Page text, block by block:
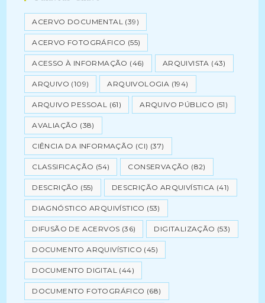
ACERVO DOCUMENTAL (39)
ACERVO FOTOGRÁFICO (55)
ACESSO À INFORMAÇÃO (46) ARQUIVISTA (43)
ARQUIVO (109) ARQUIVOLOGIA (194)
ARQUIVO PESSOAL (61) ARQUIVO PÚBLICO (51)
AVALIAÇÃO (38)
CIÊNCIA DA INFORMAÇÃO (CI) (37)
CLASSIFICAÇÃO (54) CONSERVAÇÃO (82)
DESCRIÇÃO (55) DESCRIÇÃO ARQUIVÍSTICA (41)
DIAGNÓSTICO ARQUIVÍSTICO (53)
DIFUSÃO DE ACERVOS (36) DIGITALIZAÇÃO (53)
DOCUMENTO ARQUIVÍSTICO (45)
DOCUMENTO DIGITAL (44)
DOCUMENTO FOTOGRÁFICO (68)